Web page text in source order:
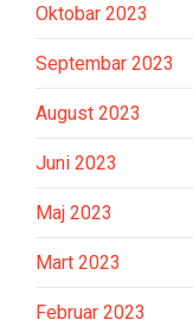
Oktobar 2023
Septembar 2023
August 2023
Juni 2023
Maj 2023
Mart 2023
Februar 2023